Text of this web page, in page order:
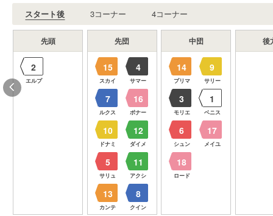
スタート後 3コーナー 4コーナー
先頭
2
エルプ
先団
15
スカイ
4
サマー
7
ルクス
16
ボナー
10
ドナミ
12
ダイメ
5
サリュ
11
アクシ
13
カンテ
8
クイン
中団
14
プリマ
9
サリー
3
モリエ
1
ベニス
6
シュン
17
メイユ
18
ロード
後